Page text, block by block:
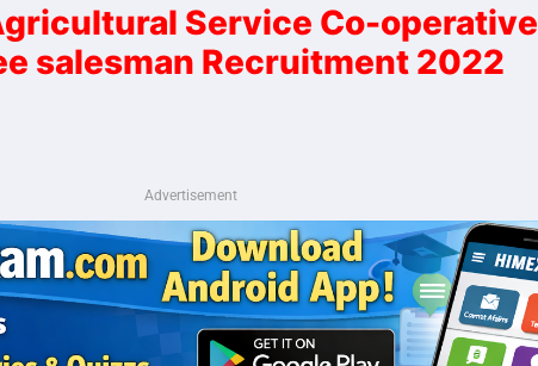
Service Co-operative
salesman Recruitment 2022
Advertisement